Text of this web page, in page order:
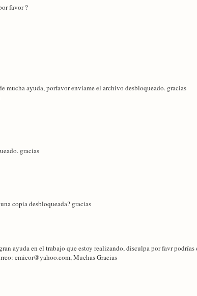
favor ?
mucha ayuda, porfavor enviame el archivo desbloqueado. gracias
gracias
copia desbloqueada? gracias
ayuda en el trabajo que estoy realizando, disculpa por favr podrías
emicor@yahoo.com, Muchas Gracias